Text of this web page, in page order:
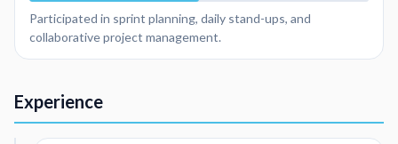
Participated in sprint planning, daily stand-ups, and
collaborative project management.
Experience